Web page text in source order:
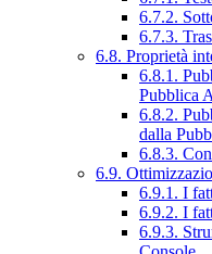
6.7.2.
6.7.3.
6.8. Proprietà
6.8.1.
Pubblica
6.8.2.
dalla
6.8.3.
6.9.
6.9.1. I
6.9.2. I
6.9.3.